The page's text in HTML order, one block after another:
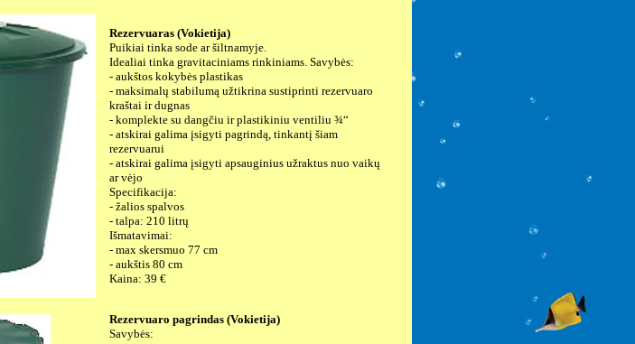
Rezervuaras (Vokietija)
Puikiai tinka sode ar šiltnamyje.
Idealiai tinka gravitaciniams rinkiniams. Savybės:
- aukštos kokybės plastikas
- maksimalų stabilumą užtikrina sustiprinti rezervuaro
kraštai ir dugnas
- komplekte su dangčiu ir plastikiniu ventiliu ¾“
- atskirai galima įsigyti pagrindą, tinkantį šiam
rezervuarui
- atskirai galima įsigyti apsauginius užraktus nuo vaikų
ar vėjo
Specifikacija:
- žalios spalvos
- talpa: 210 litrų
Išmatavimai:
- max skersmuo 77 cm
- aukštis 80 cm
Kaina: 39 €
Rezervuaro pagrindas (Vokietija)
Savybės: